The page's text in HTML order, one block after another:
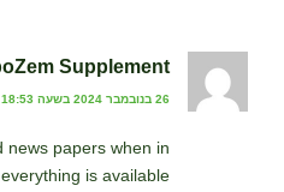
Supplement
26 בנובמבר 2024 בשעה 18:53
news papers when in
is available